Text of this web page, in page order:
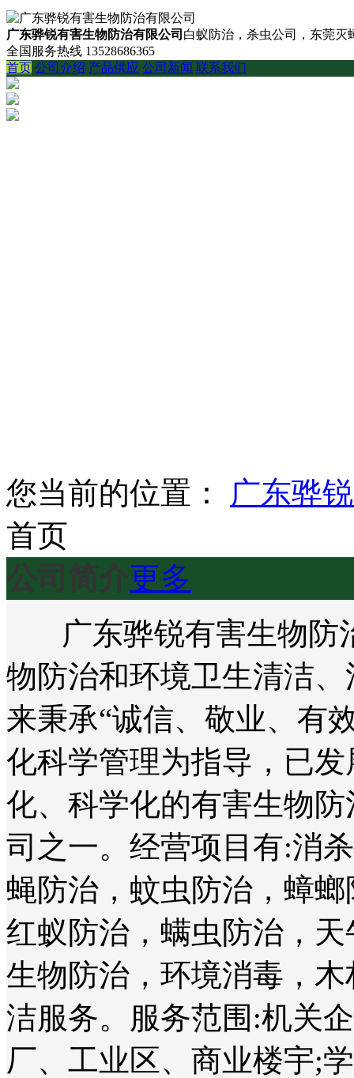
广东骅锐有害生物防治有限公司 白蚁防治，杀虫公司，东莞灭
全国服务热线 13528686365
首页 公司介绍 产品供应 公司新闻 联系我们
您当前的位置：
广东骅
首页
公司简介更多
广东骅锐有害生物防
物防治和环境卫生清洁
来秉承“诚信、敬业、有
化科学管理为指导，已
化、科学化的有害生物
司之一。经营项目有:消
蝇防治，蚊虫防治，蟑
红蚁防治，螨虫防治，
生物防治，环境消毒，
洁服务。服务范围:机关
厂、工业区、商业楼宇;